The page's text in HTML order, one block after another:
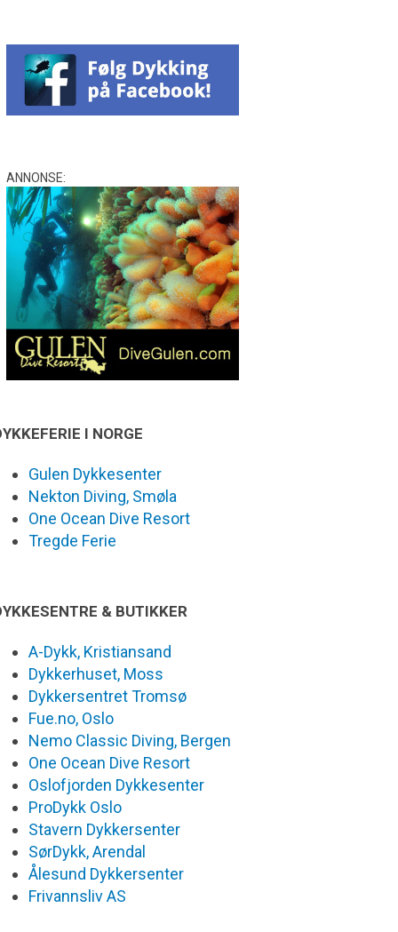
ANNONSE:
I NORGE
Gulen Dykkesenter
Nekton Diving, Smøla
One Ocean Dive Resort
Tregde Ferie
& BUTIKKER
A-Dykk, Kristiansand
Dykkerhuset, Moss
Dykkersentret Tromsø
Fue.no, Oslo
Nemo Classic Diving, Bergen
One Ocean Dive Resort
Oslofjorden Dykkesenter
ProDykk Oslo
Stavern Dykkersenter
SørDykk, Arendal
Ålesund Dykkersenter
Frivannsliv AS